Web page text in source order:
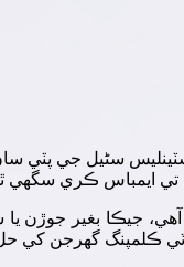
اسٽينلیس سٹیل مان ٺاهيا ويندا